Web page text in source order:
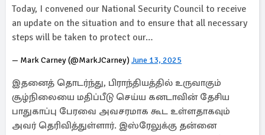
Today, I convened our National Security Council to receive
an update on the situation and to ensure that all necessary
steps will be taken to protect our…
— Mark Carney (@MarkJCarney) June 13, 2025
இதனைத் தொடர்ந்து, பிராந்தியத்தில் உருவாகும்
சூழ்நிலையை மதிப்பீடு செய்ய கனடாவின் தேசிய
பாதுகாப்பு பேரவை அவசரமாக கூட உள்ளதாகவும்
அவர் தெரிவித்துள்ளார். இஸ்ரேலுக்கு தன்னை